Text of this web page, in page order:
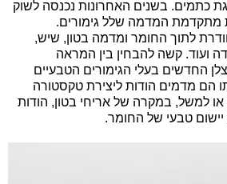
כתמים. בשנים האחרונות נכנסה לשוק
מתקדמת המדמה שלל גימורים.
לתוך החומר ומדמה בטון, שיש,
ועוד. קשה להבחין בין המראה
החדשים בעלי הגימורים הטבעיים
הם מדמים הודות ליצירת טקסטורה
למשל, במקרה של אריחי בטון, הודות
טבעי של החומר.